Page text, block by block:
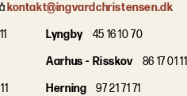
kontakt@ingvardchristensen.dk
Lyngby
45 16 10 70
Aarhus - Risskov
86 17 01 11
Herning
97 21 71 71